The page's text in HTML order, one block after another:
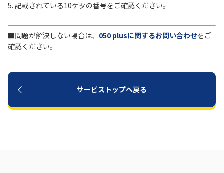
まはこちら
サービス
5. 記載されている10ケタの番号をご確認ください。
■問題が解決しない場合は、 050 plusに関するお問い合わせをご
確認ください。
サービストップへ戻る